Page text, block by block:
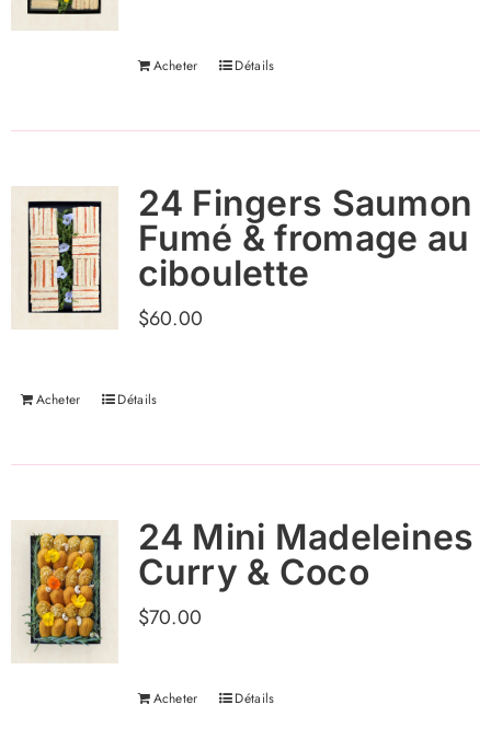
Acheter Détails
24 Fingers Saumon
Fumé & fromage au
ciboulette
$60.00
Acheter Détails
24 Mini Madeleines
Curry & Coco
$70.00
Acheter Détails